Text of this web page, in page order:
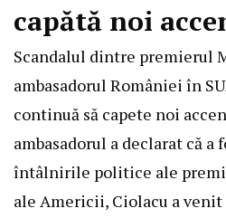
capătă noi
Scandalul dintre premierul
ambasadorul României în
continuă să capete noi
ambasadorul a declarat că a
întâlnirile politice ale
ale Americii, Ciolacu a